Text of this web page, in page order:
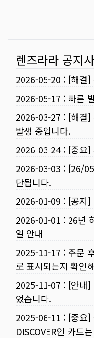
렌즈라라 공지
2026-05-20 : [해결]
2026-05-17 : 빠른
2026-03-27 : [해결]
발생 중입니다.
2026-03-24: [중요]
2026-03-03 : [26/
단됩니다.
2026-01-09 : [공지]
2026-01-01 : 26년
일 안내
2025-11-17 : 주문
로 표시되는지 확인
2025-11-07 : [안내]
었습니다.
2025-06-11 : [중요]
DISCOVER인 카드